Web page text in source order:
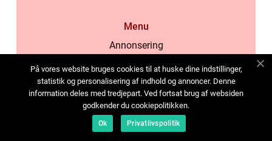
Menu
Annonsering
Cookies
Kontakta oss
Sitemap
På vores website bruges cookies til at huske dine indstillinger,
statistik og personalisering af indhold og annoncer. Denne
information deles med tredjepart. Ved fortsat brug af websiden
godkender du cookiepolitikken.
Ok Privatlivspolitik